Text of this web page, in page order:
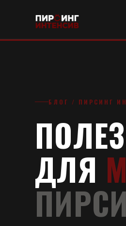
БЛОГ / ПИРСИНГ
ДЛЯ